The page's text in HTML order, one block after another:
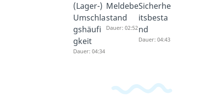
(Lager-)
Umschla
gshäufi
gkeit
Dauer: 04:34
Meldebe
stand
Dauer: 02:52
Sicherhe
itsbesta
nd
Dauer: 04:43